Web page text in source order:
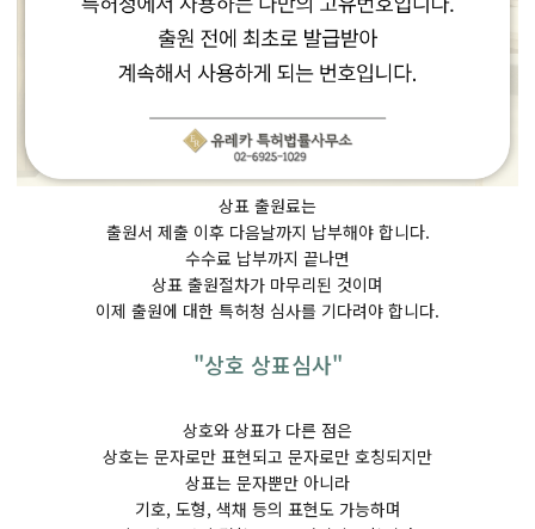
​상표 출원료는
출원서 제출 이후 다음날까지 납부해야 합니다.
수수료 납부까지 끝나면
상표 출원절차가 마무리된 것이며
이제 출원에 대한 특허청 심사를 기다려야 합니다.
"상호 상표심사"
상호와 상표가 다른 점은
상호는 문자로만 표현되고 문자로만 호칭되지만
상표는 문자뿐만 아니라
기호, 도형, 색채 등의 표현도 가능하며